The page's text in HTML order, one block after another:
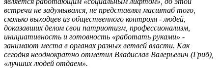
встречи не задумывался, не представлял масштаб того,
сколько выходцев из общественного контроля - людей,
доказавших делом свои патриотизм, профессионализм,
инициативность и готовность «работать руками» -
занимают места в органах разных ветвей власти. Как
сегодня неоднократно отметил Владислав Валерьевич (Гриб),
«лучших людей отдаем».